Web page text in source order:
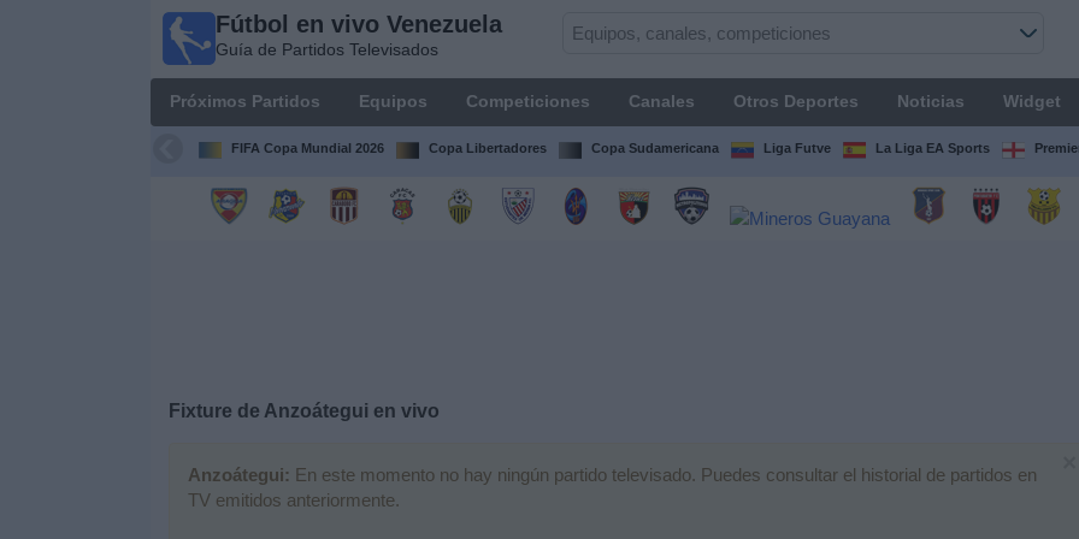
Fútbol en vivo Venezuela
Guía de Partidos Televisados
Próximos Partidos Equipos Competiciones Canales Otros Deportes Noticias Widget
FIFA Copa Mundial 2026 Copa Libertadores Copa Sudamericana Liga Futve La Liga EA Sports
Fixture de Anzoátegui en vivo
Anzoátegui: En este momento no hay ningún partido televisado. Puedes consultar el historial de partidos en
TV emitidos anteriormente.
Fútbol en
Venezuela